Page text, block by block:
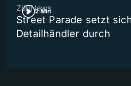
2 Min
ZüriNews
Street Parade setzt
Detailhändler durch